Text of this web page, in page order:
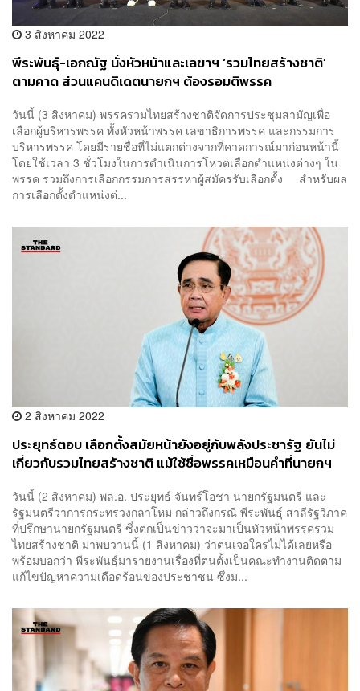
3 สิงหาคม 2022
พีระพันธุ์-เอกณัฐ นั่งหัวหน้าและเลขาฯ ‘รวมไทยสร้างชาติ’
ตามคาด ส่วนแคนดิเดตนายกฯ ต้องรอมติพรรค
วันนี้ (3 สิงหาคม) พรรครวมไทยสร้างชาติจัดการประชุมสามัญเพื่อ
เลือกผู้บริหารพรรค ทั้งหัวหน้าพรรค เลขาธิการพรรค และกรรมการ
บริหารพรรค โดยมีรายชื่อที่ไม่แตกต่างจากที่คาดการณ์มาก่อนหน้านี้
โดยใช้เวลา 3 ชั่วโมงในการดำเนินการโหวตเลือกตำแหน่งต่างๆ ใน
พรรค รวมถึงการเลือกกรรมการสรรหาผู้สมัครรับเลือกตั้ง สำหรับผล
การเลือกตั้งตำแหน่งต่...
2 สิงหาคม 2022
ประยุทธ์ตอบ เลือกตั้งสมัยหน้ายังอยู่กับพลังประชารัฐ ยันไม่
เกี่ยวกับรวมไทยสร้างชาติ แม้ใช้ชื่อพรรคเหมือนคำที่นายกฯ
วันนี้ (2 สิงหาคม) พล.อ. ประยุทธ์ จันทร์โอชา นายกรัฐมนตรี และ
รัฐมนตรีว่าการกระทรวงกลาโหม กล่าวถึงกรณี พีระพันธุ์ สาลีรัฐวิภาค
ที่ปรึกษานายกรัฐมนตรี ซึ่งตกเป็นข่าวว่าจะมาเป็นหัวหน้าพรรครวม
ไทยสร้างชาติ มาพบวานนี้ (1 สิงหาคม) ว่าตนเจอใครไม่ได้เลยหรือ
พร้อมบอกว่า พีระพันธุ์มารายงานเรื่องที่ตนตั้งเป็นคณะทำงานติดตาม
แก้ไขปัญหาความเดือดร้อนของประชาชน ซึ่งม...